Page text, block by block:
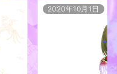
2020年10月1日